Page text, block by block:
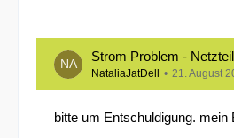
Strom Problem -
NataliaJatDell 21. August
bitte um Entschuldigung.